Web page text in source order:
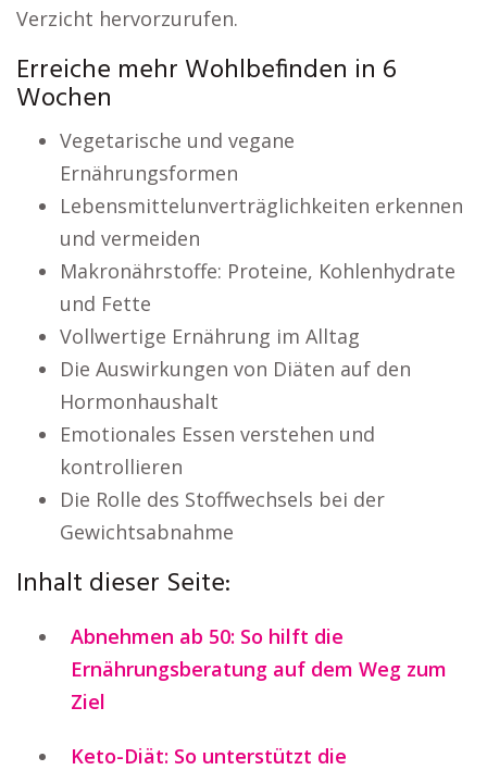
Verzicht hervorzurufen.
Erreiche mehr Wohlbefinden in 6
Wochen
Vegetarische und vegane
Ernährungsformen
Lebensmittelunverträglichkeiten erkennen
und vermeiden
Makronährstoffe: Proteine, Kohlenhydrate
und Fette
Vollwertige Ernährung im Alltag
Die Auswirkungen von Diäten auf den
Hormonhaushalt
Emotionales Essen verstehen und
kontrollieren
Die Rolle des Stoffwechsels bei der
Gewichtsabnahme
Inhalt dieser Seite:
Abnehmen ab 50: So hilft die
Ernährungsberatung auf dem Weg zum
Ziel
Keto-Diät: So unterstützt die